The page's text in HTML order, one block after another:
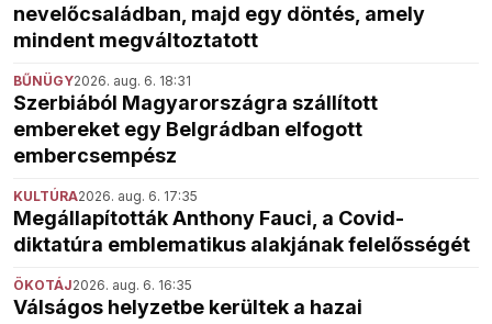
nevelőcsaládban, majd egy döntés, amely
mindent megváltoztatott
BŰNÜGY2026. aug. 6. 18:31
Szerbiából Magyarországra szállított
embereket egy Belgrádban elfogott
embercsempész
KULTÚRA2026. aug. 6. 17:35
Megállapították Anthony Fauci, a Covid-
diktatúra emblematikus alakjának felelősségét
ÖKOTÁJ2026. aug. 6. 16:35
Válságos helyzetbe kerültek a hazai